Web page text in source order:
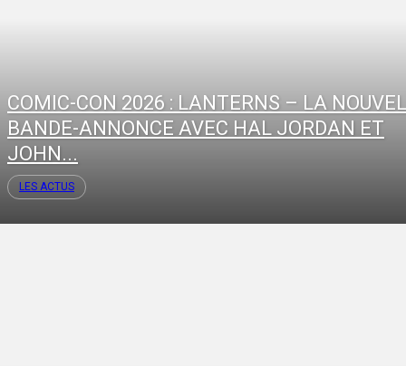
COMIC-CON 2026 : LANTERNS – LA
BANDE-ANNONCE AVEC HAL JORDAN ET
JOHN...
LES ACTUS